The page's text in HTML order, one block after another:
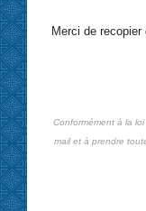
Merci de
Conformément à la
mail et à prendre